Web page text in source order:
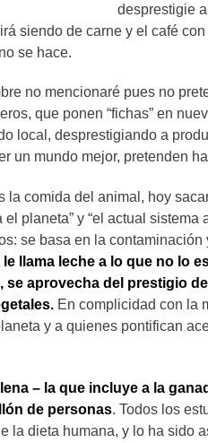
desprestigie
siendo de carne y el café
se hace.
no mencionaré pues no
que ponen “fichas” en
local, desprestigiando a
un mundo mejor, pretenden
la comida del animal, hoy
planeta” y “el actual
se basa en la
llama leche a lo que no lo
se aprovecha del prestigio
En complicidad con la
y a quienes pontifican
– la que incluye a la
de personas. Todos los
la dieta humana, y lo ha sido